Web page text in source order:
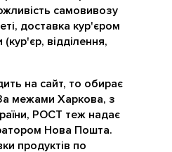
самовивозу
доставка кур'єром
відділення,
на сайт, то обирає
межами Харкова, з
РОСТ теж надає
Нова Пошта.
продуктів по